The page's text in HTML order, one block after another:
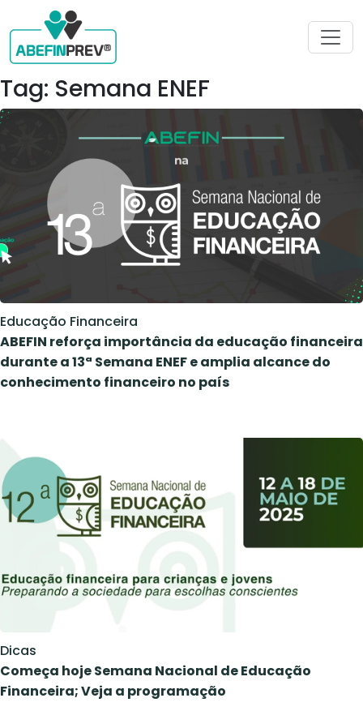
Tag: Semana ENEF
Educação Financeira
ABEFIN reforça importância da educação financeira
durante a 13ª Semana ENEF e amplia alcance do
conhecimento financeiro no país
Dicas
Começa hoje Semana Nacional de Educação
Financeira; Veja a programação